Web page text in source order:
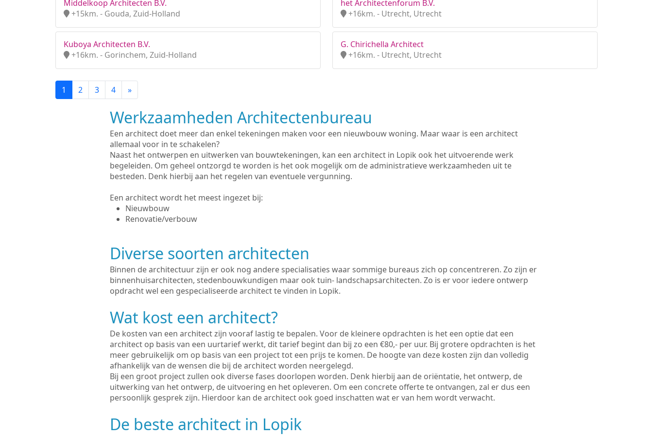
Middelkoop Architecten B.V.
+15km. - Gouda, Zuid-Holland
het Architectenforum B.V.
+16km. - Utrecht, Utrecht
Kuboya Architecten B.V.
+16km. - Gorinchem, Zuid-Holland
G. Chirichella Architect
+16km. - Utrecht, Utrecht
1 2 3 4 »
Werkzaamheden Architectenbureau
Een architect doet meer dan enkel tekeningen maken voor een nieuwbouw woning. Maar waar is een architect
allemaal voor in te schakelen?
Naast het ontwerpen en uitwerken van bouwtekeningen, kan een architect in Lopik ook het uitvoerende werk
begeleiden. Om geheel ontzorgd te worden is het ook mogelijk om de administratieve werkzaamheden uit te
besteden. Denk hierbij aan het regelen van eventuele vergunning.
Een architect wordt het meest ingezet bij:
Nieuwbouw
Renovatie/verbouw
Diverse soorten architecten
Binnen de architectuur zijn er ook nog andere specialisaties waar sommige bureaus zich op concentreren. Zo zijn er
binnenhuisarchitecten, stedenbouwkundigen maar ook tuin- landschapsarchitecten. Zo is er voor iedere ontwerp
opdracht wel een gespecialiseerde architect te vinden in Lopik.
Wat kost een architect?
De kosten van een architect zijn vooraf lastig te bepalen. Voor de kleinere opdrachten is het een optie dat een
architect op basis van een uurtarief werkt, dit tarief begint dan bij zo een €80,- per uur. Bij grotere opdrachten is het
meer gebruikelijk om op basis van een project tot een prijs te komen. De hoogte van deze kosten zijn dan volledig
afhankelijk van de wensen die bij de architect worden neergelegd.
Bij een groot project zullen ook diverse fases doorlopen worden. Denk hierbij aan de oriëntatie, het ontwerp, de
uitwerking van het ontwerp, de uitvoering en het opleveren. Om een concrete offerte te ontvangen, zal er dus een
persoonlijk gesprek zijn. Hierdoor kan de architect ook goed inschatten wat er van hem wordt verwacht.
De beste architect in Lopik